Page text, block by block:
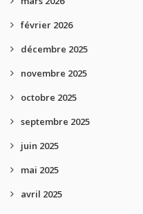
février 2026
décembre 2025
novembre 2025
octobre 2025
septembre 2025
juin 2025
mai 2025
avril 2025